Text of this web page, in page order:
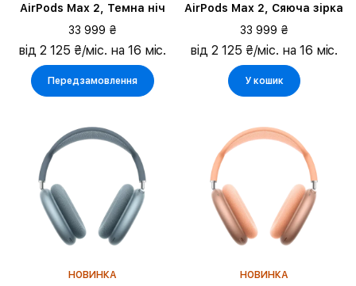
AirPods Max 2, Темна ніч
33 999 ₴
від 2 125 ₴/міс. на 16 міс.
Передзамовлення
AirPods Max 2, Сяюча зірка
33 999 ₴
від 2 125 ₴/міс. на 16 міс.
У кошик
НОВИНКА НОВИНКА